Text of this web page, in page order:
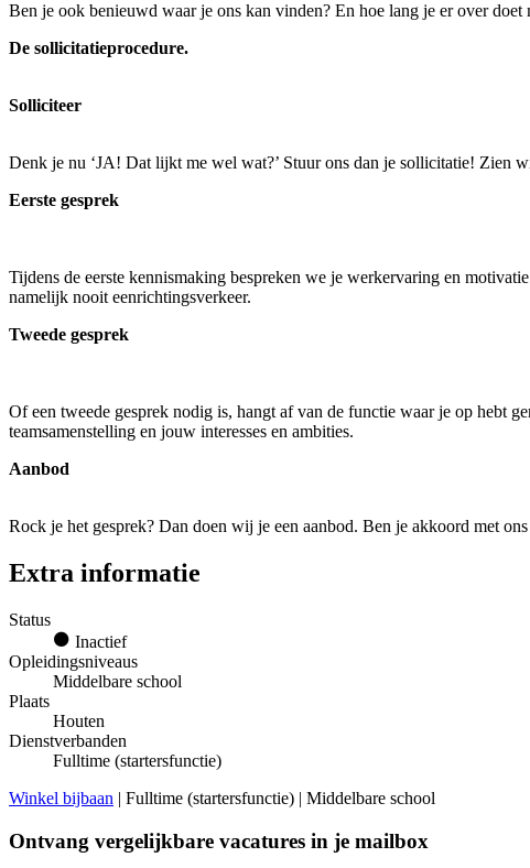
Ben je ook benieuwd waar je ons kan vinden? En hoe lang je er over
De sollicitatieprocedure.
Solliciteer
Denk je nu ‘JA! Dat lijkt me wel wat?’ Stuur ons dan je sollicitatie! Zien
Eerste gesprek
Tijdens de eerste kennismaking bespreken we je werkervaring en
namelijk nooit eenrichtingsverkeer.
Tweede gesprek
Of een tweede gesprek nodig is, hangt af van de functie waar je op hebt
teamsamenstelling en jouw interesses en ambities.
Aanbod
Rock je het gesprek? Dan doen wij je een aanbod. Ben je akkoord met
Extra informatie
Status
Inactief
Opleidingsniveaus
Middelbare school
Plaats
Houten
Dienstverbanden
Fulltime (startersfunctie)
Winkel bijbaan | Fulltime (startersfunctie) | Middelbare school
Ontvang vergelijkbare vacatures in je mailbox